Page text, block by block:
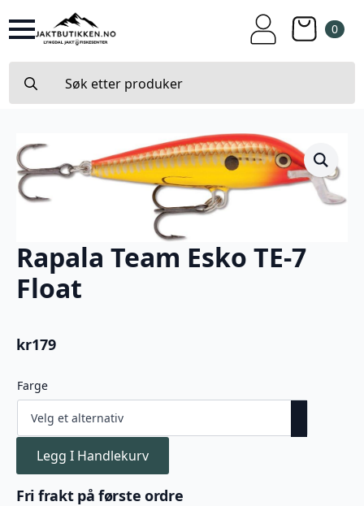
0
for:
Rapala Team Esko TE-7
Float
kr179
Farge
Legg I Handlekurv
Fri frakt på første ordre